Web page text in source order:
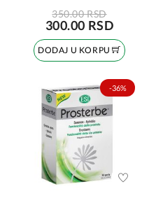
350.00 RSD
300.00 RSD
DODAJ U KORPU
-36%